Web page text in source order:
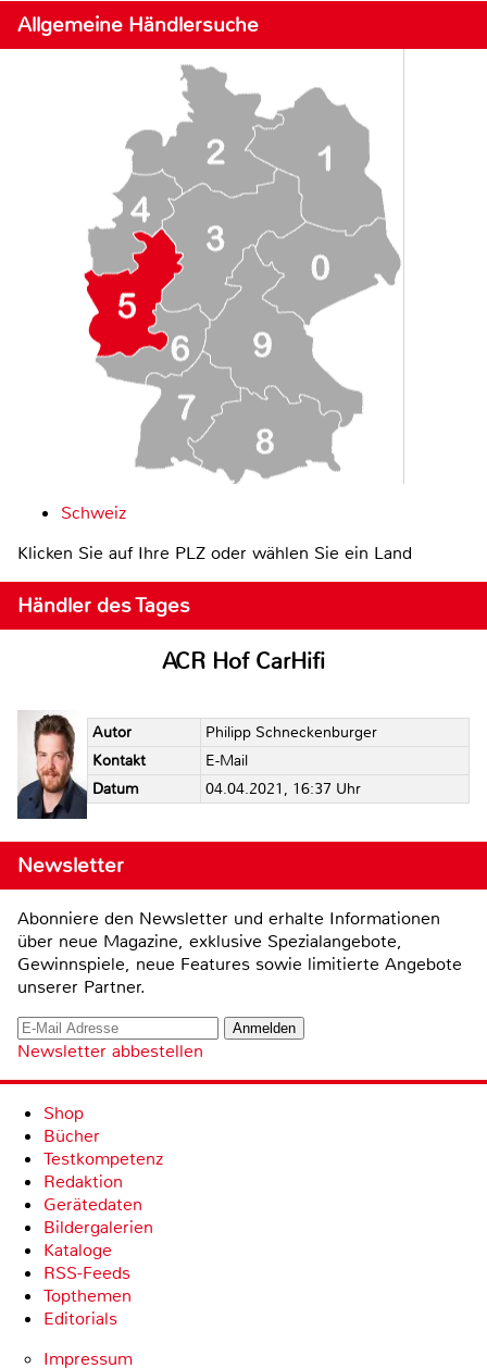
Allgemeine Händlersuche
Schweiz
Klicken Sie auf Ihre PLZ oder wählen Sie ein Land
Händler des Tages
ACR Hof CarHifi
Autor
Philipp Schneckenburger
Kontakt
E-Mail
Datum
04.04.2021, 16:37 Uhr
Newsletter
Abonniere den Newsletter und erhalte Informationen
über neue Magazine, exklusive Spezialangebote,
Gewinnspiele, neue Features sowie limitierte Angebote
unserer Partner.
Newsletter abbestellen
Shop
Bücher
Testkompetenz
Redaktion
Gerätedaten
Bildergalerien
Kataloge
RSS-Feeds
Topthemen
Editorials
Impressum